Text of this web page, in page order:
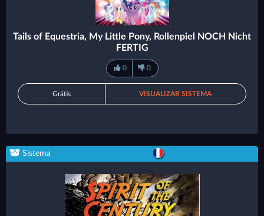
Tails of Equestria, My Little Pony, Rollenpiel NOCH Nicht
FERTIG
0 0
Grátis VISUALIZAR SISTEMA
Sistema